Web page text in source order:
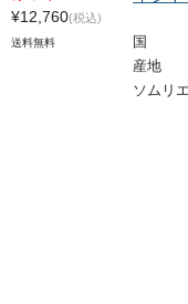
¥12,760(税込)
送料無料 国
産地
ソムリ